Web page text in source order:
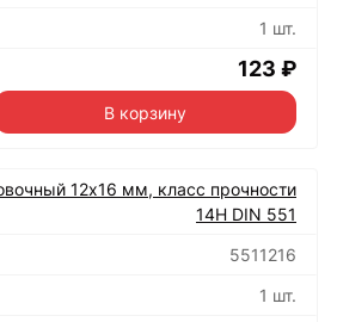
1 шт.
123 ₽
В корзину
12х16 мм, класс прочности
14Н DIN 551
5511216
1 шт.